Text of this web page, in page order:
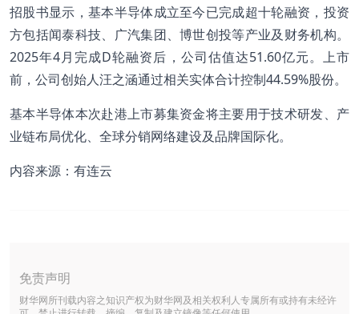
招股书显示，基本半导体成立至今已完成超十轮融资，投资
方包括闻泰科技、广汽集团、博世创投等产业及财务机构。
2025年4月完成D轮融资后，公司估值达51.60亿元。上市
前，公司创始人汪之涵通过相关实体合计控制44.59%股份。
基本半导体本次赴港上市募集资金将主要用于技术研发、产
业链布局优化、全球分销网络建设及品牌国际化。
内容来源：有连云
免责声明
财华网所刊载内容之知识产权为财华网及相关权利人专属所有或持有未经许